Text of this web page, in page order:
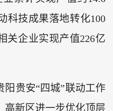
科技成果落地转化100
关企业实现产值226亿
阳贵安“四城”联动工作
高新区进一步优化顶层